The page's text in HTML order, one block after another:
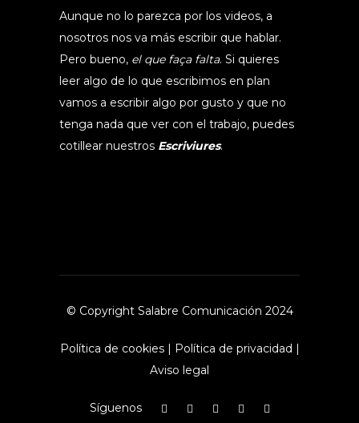
Aunque no lo parezca por los videos, a
nosotros nos va más escribir que hablar.
Pero bueno, el que faça falta. Si quieres
leer algo de lo que escribimos en plan
vamos a escribir algo por gusto y que no
tenga nada que ver con el trabajo, puedes
cotillear nuestros Escriviures.
© Copyright Salabre Comunicación 2024
Política de cookies| Política de privacidad |
Aviso legal
Síguenos